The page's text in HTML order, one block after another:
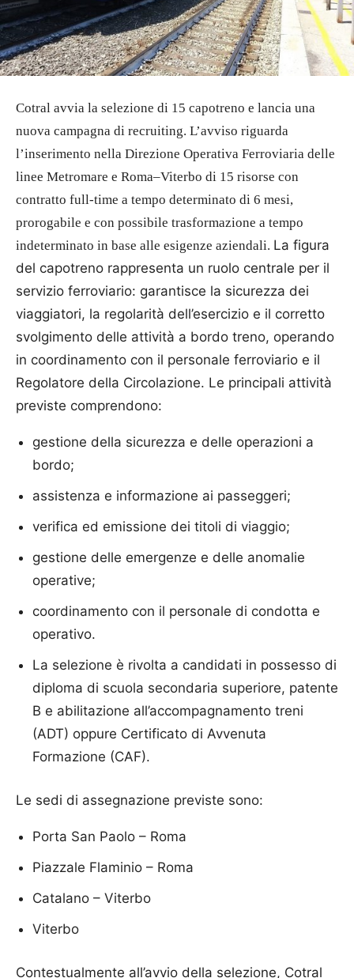
Cotral avvia la selezione di 15 capotreno e lancia una
nuova campagna di recruiting. L’avviso riguarda
l’inserimento nella Direzione Operativa Ferroviaria delle
linee Metromare e Roma–Viterbo di 15 risorse con
contratto full-time a tempo determinato di 6 mesi,
prorogabile e con possibile trasformazione a tempo
indeterminato in base alle esigenze aziendali. La figura
del capotreno rappresenta un ruolo centrale per il
servizio ferroviario: garantisce la sicurezza dei
viaggiatori, la regolarità dell’esercizio e il corretto
svolgimento delle attività a bordo treno, operando
in coordinamento con il personale ferroviario e il
Regolatore della Circolazione. Le principali attività
previste comprendono:
gestione della sicurezza e delle operazioni a
bordo;
assistenza e informazione ai passeggeri;
verifica ed emissione dei titoli di viaggio;
gestione delle emergenze e delle anomalie
operative;
coordinamento con il personale di condotta e
operativo.
La selezione è rivolta a candidati in possesso di
diploma di scuola secondaria superiore, patente
B e abilitazione all’accompagnamento treni
(ADT) oppure Certificato di Avvenuta
Formazione (CAF).
Le sedi di assegnazione previste sono:
Porta San Paolo – Roma
Piazzale Flaminio – Roma
Catalano – Viterbo
Viterbo
Contestualmente all’avvio della selezione, Cotral